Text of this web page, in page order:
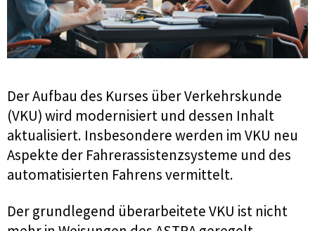
Der Aufbau des Kurses über Verkehrskunde
(VKU) wird modernisiert und dessen Inhalt
aktualisiert. Insbesondere werden im VKU neu
Aspekte der Fahrerassistenzsysteme und des
automatisierten Fahrens vermittelt.
Der grundlegend überarbeitete VKU ist nicht